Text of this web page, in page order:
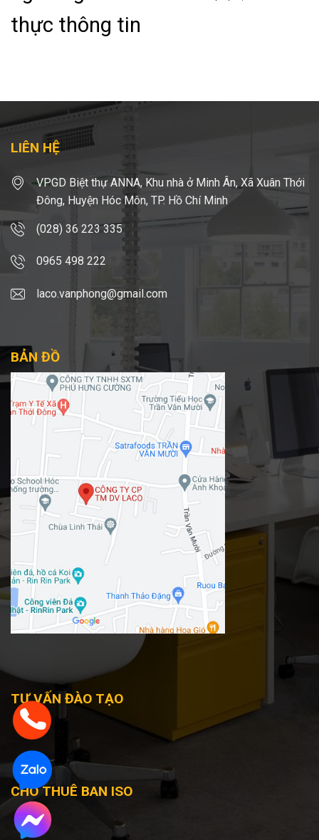
thực thông tin
LIÊN HỆ
VPGD Biệt thự ANNA, Khu nhà ở Minh Ân, Xã Xuân Thới
Đông, Huyện Hóc Môn, TP. Hồ Chí Minh
(028) 36 223 335
0965 498 222
laco.vanphong@gmail.com
BẢN ĐỒ
TƯ VẤN ĐÀO TẠO
CHO THUÊ BAN ISO